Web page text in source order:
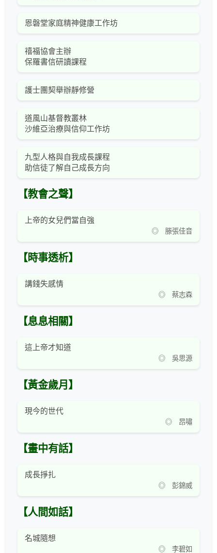
恩磐堂家庭精神健康工作坊
禧福協會主辦
保羅書信研讀課程
護士團契舉辦靜修營
道風山基督教叢林
沙維亞治療與信仰工作坊
九型人格與自我成長課程
助信徒了解自己成長方向
【教會之聲】
上帝的女兒們當自強
◎ 滕張佳音
【時事透析】
講錢失感情
◎ 蔡志森
【息息相關】
這上帝才知道
◎ 吳思源
【黃金歲月】
現今的世代
◎ 昂嘯
【畫中有話】
成長掙扎
◎ 彭錦威
【人間如話】
名城隨想
◎ 李碧如